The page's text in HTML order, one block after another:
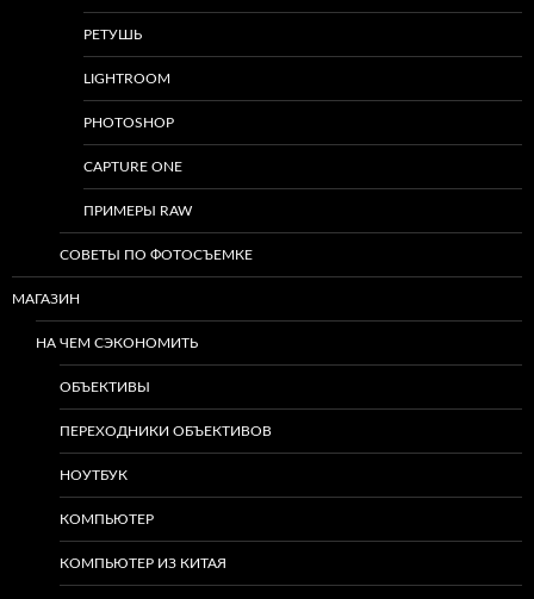
РЕТУШЬ
LIGHTROOM
PHOTOSHOP
CAPTURE ONE
ПРИМЕРЫ RAW
СОВЕТЫ ПО ФОТОСЪЕМКЕ
МАГАЗИН
НА ЧЕМ СЭКОНОМИТЬ
ОБЪЕКТИВЫ
ПЕРЕХОДНИКИ ОБЪЕКТИВОВ
НОУТБУК
КОМПЬЮТЕР
КОМПЬЮТЕР ИЗ КИТАЯ